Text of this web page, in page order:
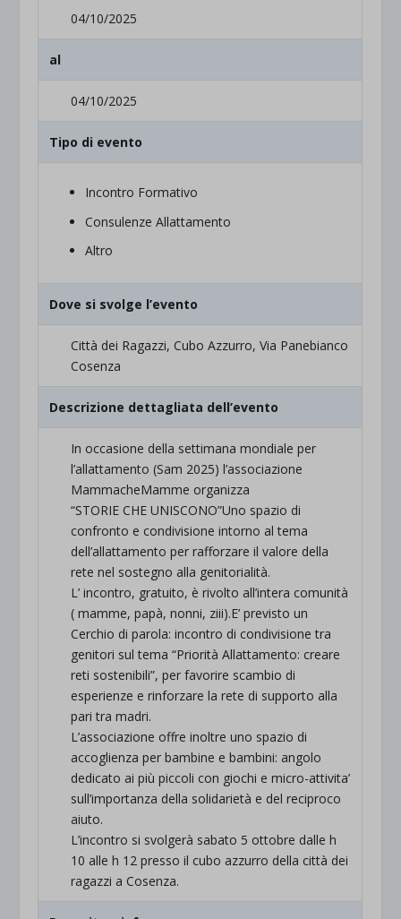
04/10/2025
al
04/10/2025
Tipo di evento
Incontro Formativo
Consulenze Allattamento
Altro
Dove si svolge l’evento
Città dei Ragazzi, Cubo Azzurro, Via Panebianco
Cosenza
Descrizione dettagliata dell’evento
In occasione della settimana mondiale per
l’allattamento (Sam 2025) l’associazione
MammacheMamme organizza
“STORIE CHE UNISCONO”Uno spazio di
confronto e condivisione intorno al tema
dell’allattamento per rafforzare il valore della
rete nel sostegno alla genitorialità.
L’ incontro, gratuito, è rivolto all’intera comunità
( mamme, papà, nonni, ziii).E’ previsto un
Cerchio di parola: incontro di condivisione tra
genitori sul tema “Priorità Allattamento: creare
reti sostenibili”, per favorire scambio di
esperienze e rinforzare la rete di supporto alla
pari tra madri.
L’associazione offre inoltre uno spazio di
accoglienza per bambine e bambini: angolo
dedicato ai più piccoli con giochi e micro-attivita’
sull’importanza della solidarietà e del reciproco
aiuto.
L’incontro si svolgerà sabato 5 ottobre dalle h
10 alle h 12 presso il cubo azzurro della città dei
ragazzi a Cosenza.